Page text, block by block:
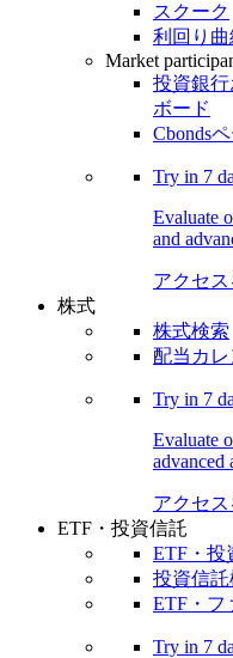
スクーク
利回り曲
Market
投資銀
ボード
Cbonds
Try in 7
Evaluate
and
アクセス
株式
株式検索
配当カ
Try in 7
Evaluate
advanced
アクセス
ETF・投資信託
ETF・投
投資信託
ETF・フ
Try in 7